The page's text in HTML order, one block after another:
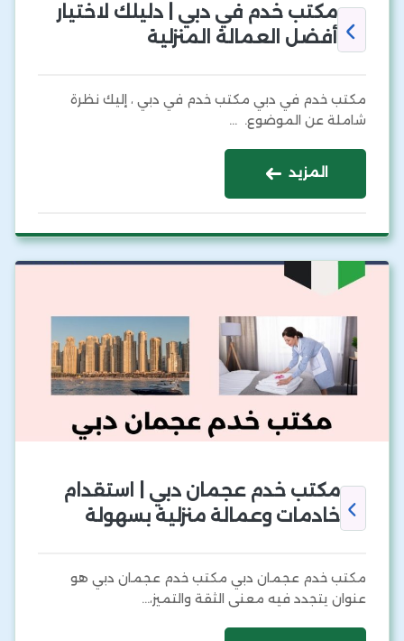
مكتب خدم في دبي | دليلك لاختيار
أفضل العمالة المنزلية
مكتب خدم في دبي مكتب خدم في دبي ، إليك نظرة
شاملة عن الموضوع. …
المزيد
مكتب خدم عجمان دبي | استقدام
خادمات وعمالة منزلية بسهولة
مكتب خدم عجمان دبي مكتب خدم عجمان دبي هو
عنوان يتجدد فيه معنى الثقة والتميز،…